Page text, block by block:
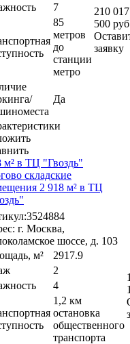
7
85
метров
до
станции
метро
Да
210 017
500
заявку
м² в ТЦ "Гвоздь"
складские
2 918 м² в ТЦ
г. Москва,
шоссе, д. 103
м²
2917.9
2
4
1,2 км
остановка
общественного
транспорта